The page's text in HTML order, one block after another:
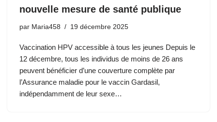
nouvelle mesure de santé publique
par Maria458 19 décembre 2025
Vaccination HPV accessible à tous les jeunes Depuis le
12 décembre, tous les individus de moins de 26 ans
peuvent bénéficier d’une couverture complète par
l’Assurance maladie pour le vaccin Gardasil,
indépendamment de leur sexe…